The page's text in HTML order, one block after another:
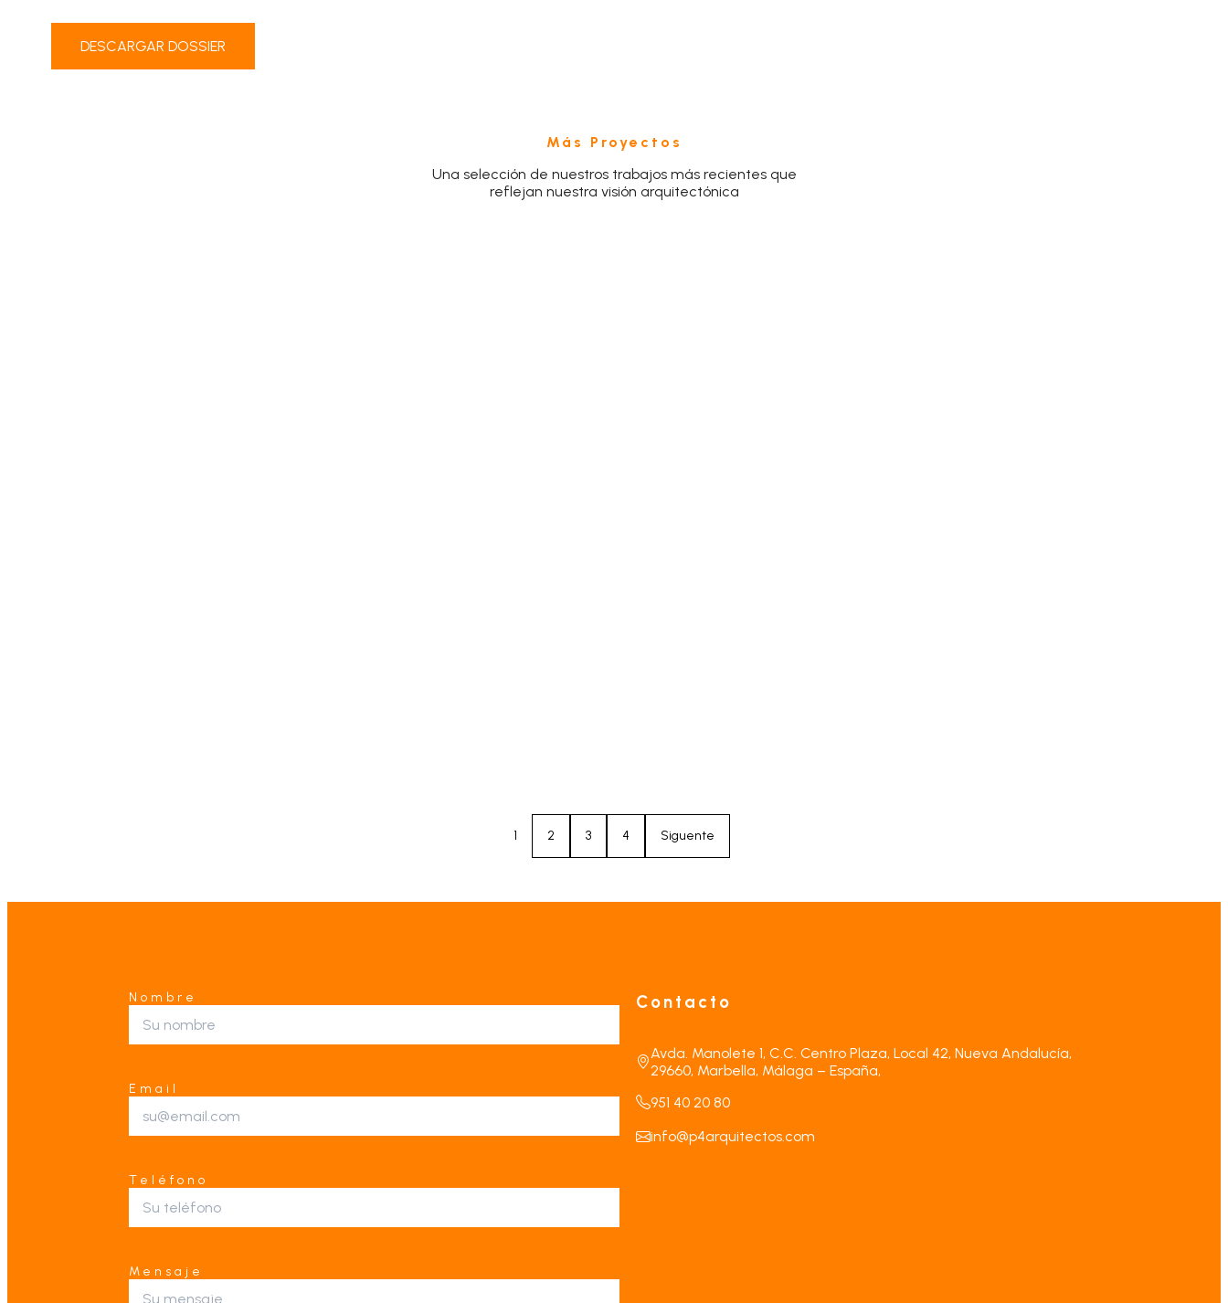
DESCARGAR DOSSIER
Más Proyectos
Una selección de nuestros trabajos más recientes que
reflejan nuestra visión arquitectónica
1 2 3 4 Siguente
Nombre
Email
Teléfono
Mensaje
Contacto
Avda. Manolete 1, C.C. Centro Plaza, Local 42, Nueva Andalucía,
29660, Marbella, Málaga – España,
951 40 20 80
info@p4arquitectos.com